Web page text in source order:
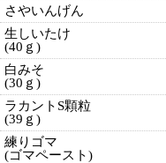
さやいんげん
生しいたけ
(40ｇ)
白みそ
(30ｇ)
ラカントS顆粒
(39ｇ)
練りゴマ
(ゴマペースト)